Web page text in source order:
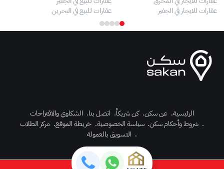
عقارات للايجار في الجفير
عقارات للبيع في البحرين
الرئيسية. عن سكن. كن شريكاً. اتصل بنا. الشكاوي والاقتراحات
. شروط وأحكام سكن. سياسة الخصوصية. خريطة الموقع. مركز الطلاب
. التسويق بالعمولة